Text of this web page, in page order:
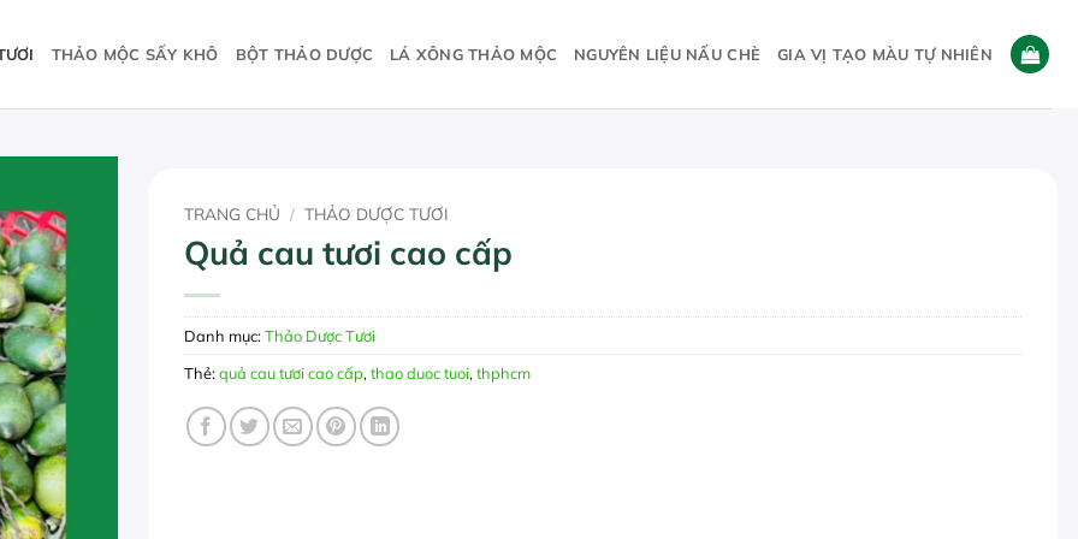
THẢO MỘC SẤY KHÔ BỘT THẢO DƯỢC LÁ XÔNG THẢO MỘC NGUYÊN LIỆU NẤU CHÈ GIA VỊ TẠO MÀU TỰ NHIÊN
TRANG CHỦ / THẢO DƯỢC TƯƠI
Quả cau tươi cao cấp
Danh mục:Thảo Dược Tươi
Thẻ:quả cau tươi cao cấp,thao duoc tuoi,thphcm